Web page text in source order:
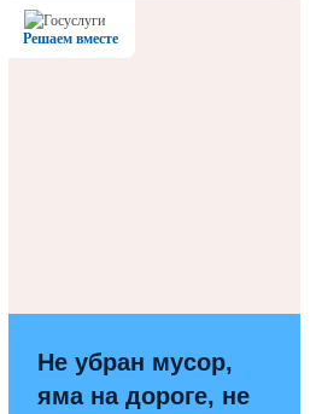
Решаем вместе
Не убран мусор,
яма на дороге, не